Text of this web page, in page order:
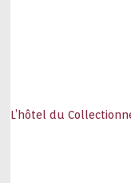
L’hôtel du